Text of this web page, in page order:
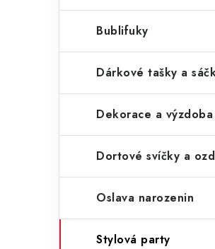
n
n
p
e
i
Bublifuky
Dárkové tašky a
Dekorace a výzdoba
Dortové svíčky a
Oslava narozenin
Stylová party